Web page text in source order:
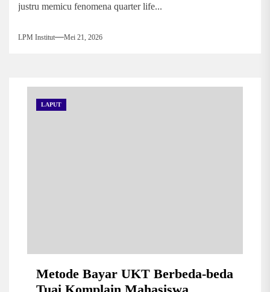
justru memicu fenomena quarter life...
LPM Institut Mei 21, 2026
LAPUT
Metode Bayar UKT Berbeda-beda